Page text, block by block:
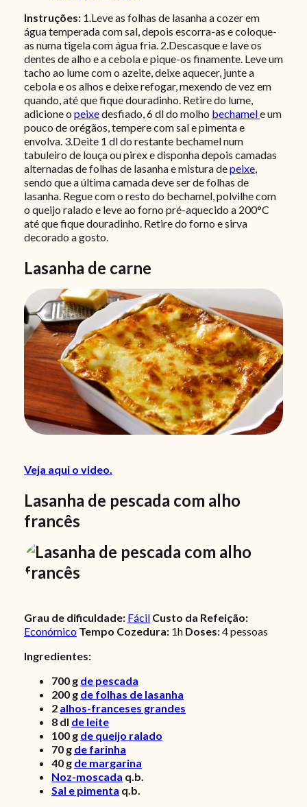
Instruções: 1.Leve as folhas de lasanha a cozer em
água temperada com sal, depois escorra-as e coloque-
as numa tigela com água fria. 2.Descasque e lave os
dentes de alho e a cebola e pique-os finamente. Leve um
tacho ao lume com o azeite, deixe aquecer, junte a
cebola e os alhos e deixe refogar, mexendo de vez em
quando, até que fique douradinho. Retire do lume,
adicione o peixedesfiado, 6 dl do molho bechamele um
pouco de orégãos, tempere com sal e pimenta e
envolva. 3.Deite 1 dl do restante bechamel num
tabuleiro de louça ou pirex e disponha depois camadas
alternadas de folhas de lasanha e mistura depeixe,
sendo que a última camada deve ser de folhas de
lasanha. Regue com o resto do bechamel, polvilhe com
o queijo ralado e leve ao forno pré-aquecido a 200°C
até que fique douradinho. Retire do forno e sirva
decorado a gosto.
Lasanha de carne
Veja aqui o video.
Lasanha de pescada com alho
francês
Grau de dificuldade: Fácil Custo da Refeição:
Económico Tempo Cozedura: 1h Doses:4 pessoas
Ingredientes:
700 g de pescada
200 g de folhas de lasanha
2 alhos-franceses grandes
8 dl de leite
100 g de queijo ralado
70 g de farinha
40 g de margarina
Noz-moscada q.b.
Sal e pimenta q.b.